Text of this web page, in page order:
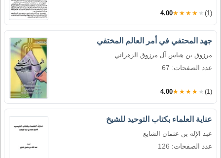
4.00★★★★★ (1)
جهد المحتفي في أمر العالم المختفي
مرزوق بن هياس آل مرزوق الزهراني
عدد الصفحات: 67
4.00★★★★★ (1)
عناية العلماء بكتاب التوحيد للشيخ
عبد الإله بن عثمان الشايع
عدد الصفحات: 126